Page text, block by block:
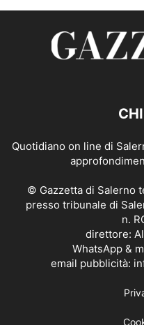
Quotidiano on line di
© Gazzetta di Salerno
presso tribunale di
n.
direttore:
WhatsApp &
email pubblicità: